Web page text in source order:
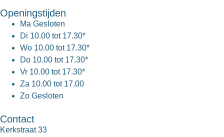
Openingstijden
Ma Gesloten
Di 10.00 tot 17.30*
Wo 10.00 tot 17.30*
Do 10.00 tot 17.30*
Vr 10.00 tot 17.30*
Za 10.00 tot 17.00
Zo Gesloten
Contact
Kerkstraat 33